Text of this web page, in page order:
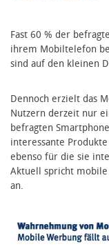
Fast 60 % der
ihrem Mobiltelefon
sind auf den kleinen
Dennoch erzielt das
Nutzern derzeit nur
befragten
interessante
ebenso für die sie
Aktuell spricht
an.